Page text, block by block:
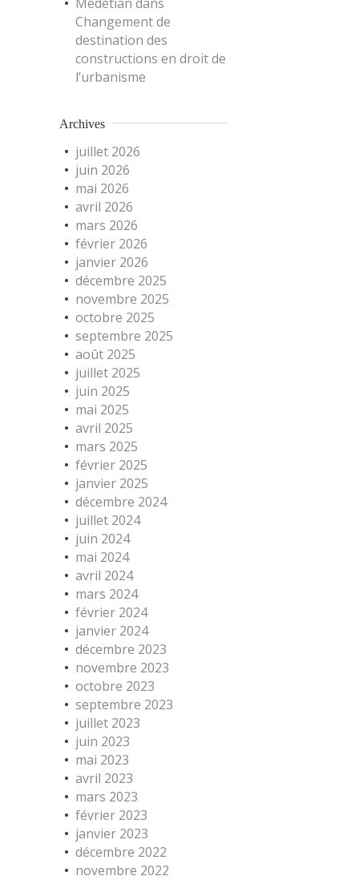
Changement de
destination des
constructions en droit de
l’urbanisme
Archives
juillet 2026
juin 2026
mai 2026
avril 2026
mars 2026
février 2026
janvier 2026
décembre 2025
novembre 2025
octobre 2025
septembre 2025
août 2025
juillet 2025
juin 2025
mai 2025
avril 2025
mars 2025
février 2025
janvier 2025
décembre 2024
juillet 2024
juin 2024
mai 2024
avril 2024
mars 2024
février 2024
janvier 2024
décembre 2023
novembre 2023
octobre 2023
septembre 2023
juillet 2023
juin 2023
mai 2023
avril 2023
mars 2023
février 2023
janvier 2023
décembre 2022
novembre 2022